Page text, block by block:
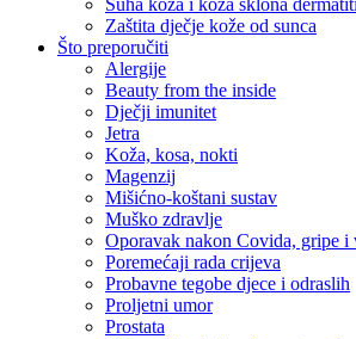
Zaštita dječje kože od sunca
Što preporučiti
Alergije
Beauty from the inside
Dječji imunitet
Jetra
Koža, kosa, nokti
Magenzij
Mišićno-koštani sustav
Muško zdravlje
Oporavak nakon Covida, gripe i
Poremećaji rada crijeva
Probavne tegobe djece i odraslih
Proljetni umor
Prostata